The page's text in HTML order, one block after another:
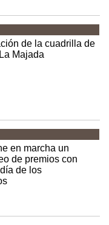
de la cuadrilla de
Majada
en marcha un
de premios con
de los